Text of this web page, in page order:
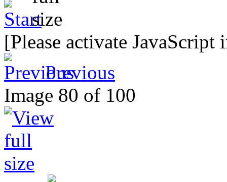
[Please activate
Previous
Image 80 of 100